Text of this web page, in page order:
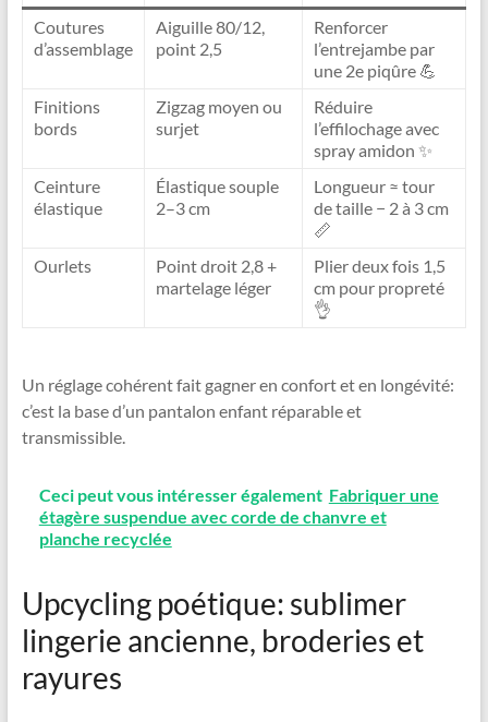
Coutures
d’assemblage
Aiguille 80/12,
point 2,5
Renforcer
l’entrejambe par
une 2e piqûre 💪
Finitions
bords
Zigzag moyen ou
surjet
Réduire
l’effilochage avec
spray amidon ✨
Ceinture
élastique
Élastique souple
2–3 cm
Longueur ≈ tour
de taille − 2 à 3 cm
📏
Ourlets
Point droit 2,8 +
martelage léger
Plier deux fois 1,5
cm pour propreté
👌
Un réglage cohérent fait gagner en confort et en longévité:
c’est la base d’un pantalon enfant réparable et
transmissible.
Ceci peut vous intéresser également Fabriquer une
étagère suspendue avec corde de chanvre et
planche recyclée
Upcycling poétique: sublimer
lingerie ancienne, broderies et
rayures